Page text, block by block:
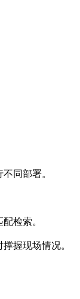
同部署。
检索。
握现场情况。